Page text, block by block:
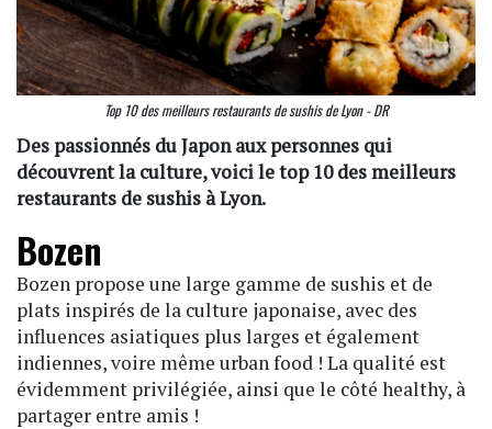
Top 10 des meilleurs restaurants de sushis de Lyon - DR
Des passionnés du Japon aux personnes qui
découvrent la culture, voici le top 10 des meilleurs
restaurants de sushis à Lyon.
Bozen
Bozen propose une large gamme de sushis et de
plats inspirés de la culture japonaise, avec des
influences asiatiques plus larges et également
indiennes, voire même urban food ! La qualité est
évidemment privilégiée, ainsi que le côté healthy, à
partager entre amis !